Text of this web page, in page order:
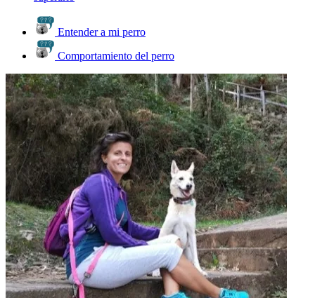
Entender a mi perro
Comportamiento del perro